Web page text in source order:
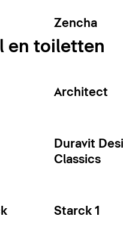
Zencha
en toiletten
Architect
Duravit
Classics
Starck 1